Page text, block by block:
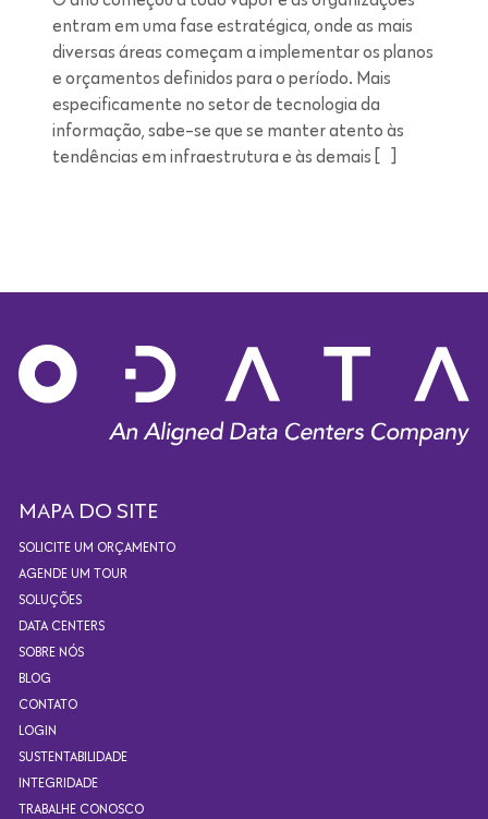
entram em uma fase estratégica, onde as mais
diversas áreas começam a implementar os planos
e orçamentos definidos para o período. Mais
especificamente no setor de tecnologia da
informação, sabe-se que se manter atento às
tendências em infraestrutura e às demais […]
MAPA DO SITE
SOLICITE UM ORÇAMENTO
AGENDE UM TOUR
SOLUÇÕES
DATA CENTERS
SOBRE NÓS
BLOG
CONTATO
LOGIN
SUSTENTABILIDADE
INTEGRIDADE
TRABALHE CONOSCO